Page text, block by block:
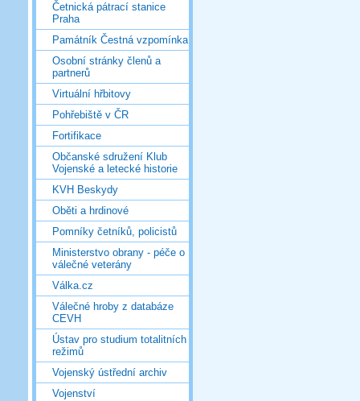
Četnická pátrací stanice
Praha
Památník Čestná vzpomínka
Osobní stránky členů a
partnerů
Virtuální hřbitovy
Pohřebiště v ČR
Fortifikace
Občanské sdružení Klub
Vojenské a letecké historie
KVH Beskydy
Oběti a hrdinové
Pomníky četníků, policistů
Ministerstvo obrany - péče o
válečné veterány
Válka.cz
Válečné hroby z databáze
CEVH
Ústav pro studium totalitních
režimů
Vojenský ústřední archiv
Vojenství